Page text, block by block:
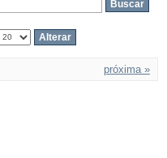
próxima »